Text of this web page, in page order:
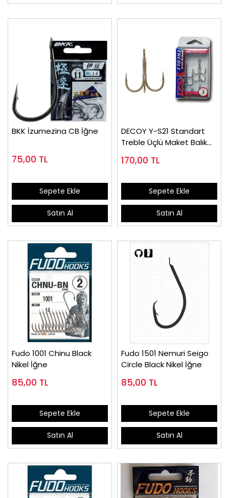
BKK İzumezina CB İğne
75,00 TL
Sepete Ekle
Satın Al
DECOY Y-S21 Standart
Treble Üçlü Maket Balık
170,00 TL
Sepete Ekle
Satın Al
Fudo 1001 Chinu Black
Nikel İğne
85,00 TL
Sepete Ekle
Satın Al
Fudo 1501 Nemuri Seigo
Circle Black Nikel İğne
85,00 TL
Sepete Ekle
Satın Al